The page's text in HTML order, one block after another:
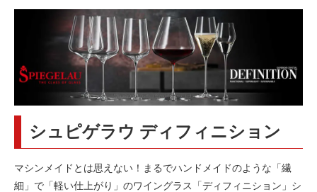
シュピゲラウ ディフィニション
マシンメイドとは思えない！まるでハンドメイドのような「繊
細」で「軽い仕上がり」のワイングラス「ディフィニション」シ